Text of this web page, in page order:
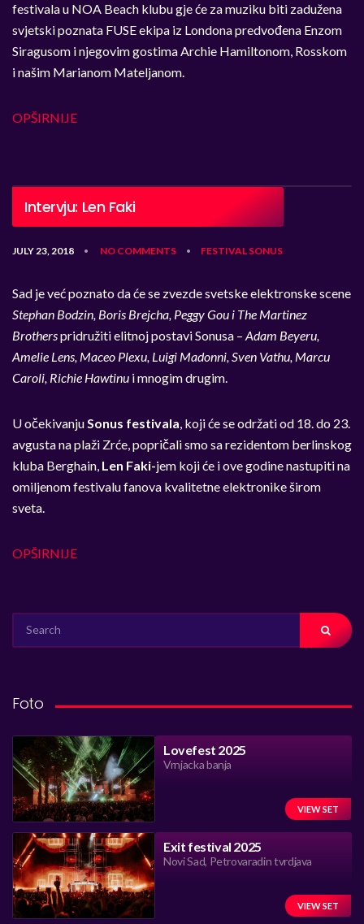
festivala u NOA Beach klubu gje će za muziku biti zadužena
svjetski poznata FUSE ekipa iz Londona predvođena Enzom
Siragusom i njegovim gostima Archie Hamiltonom, Rosskom
i našim Marianom Mateljanom.
OPŠIRNIJE
Intervju: Len Faki
JULY 23, 2018 • NO COMMENTS • FESTIVAL SONUS
Sad je već poznato da će se zvezde svetske elektronske scene
Stephan Bodzin, Boris Brejcha, Peggy Gou i The Martinez
Brotherspridružiti elitnoj postavi Sonusa – Adam Beyeru,
Amelie Lens, Maceo Plexu, Luigi Madonni, Sven Vathu, Marcu
Caroli, Richie Hawtinu i mnogim drugim.
U očekivanjuSonus festivala, koji će se održati od 18. do 23.
avgusta na plaži Zrće, popričali smo sa rezidentom berlinskog
kluba Berghain, Len Faki-jem koji će i ove godine nastupiti na
omiljenom festivalu fanova kvalitetne elektronike širom
sveta.
OPŠIRNIJE
FOR:
Foto
Lovefest 2025
Vrnjacka banja
VIEW SET
Exit festival 2025
Novi Sad, Petrovaradin tvrdjava
VIEW SET